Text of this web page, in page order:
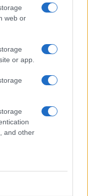
web or
or app.
and other
Insights,